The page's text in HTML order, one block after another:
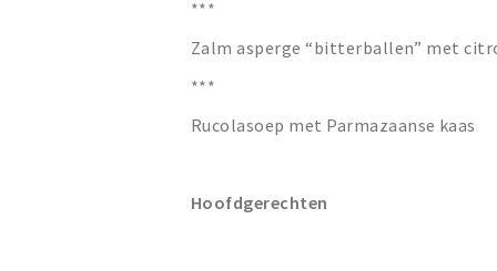
***
Zalm asperge “bitterballen” met
***
Rucolasoep met Parmazaanse kaas
Hoofdgerechten